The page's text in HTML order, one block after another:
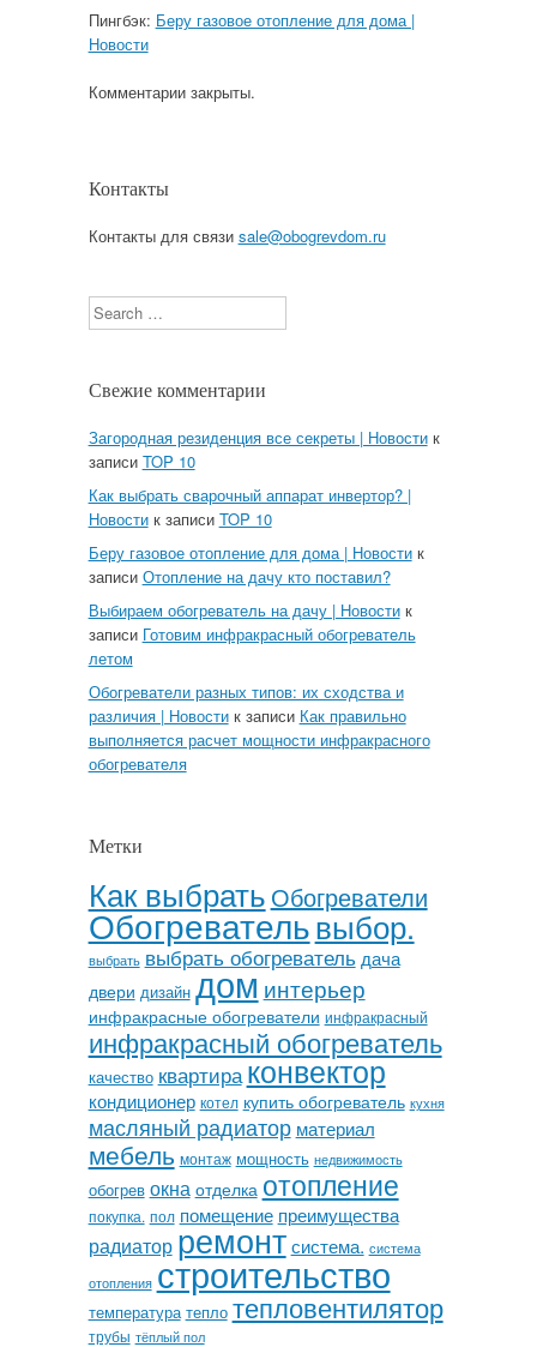
Пингбэк: Беру газовое отопление для дома |
Новости
Комментарии закрыты.
Контакты
Контакты для связи sale@obogrevdom.ru
Search
Свежие комментарии
Загородная резиденция все секреты | Новостик
записи TOP 10
Как выбрать сварочный аппарат инвертор? |
Новостик записи TOP 10
Беру газовое отопление для дома | Новостик
записи Отопление на дачу кто поставил?
Выбираем обогреватель на дачу | Новостик
записи Готовим инфракрасный обогреватель
летом
Обогреватели разных типов: их сходства и
различия | Новостик записи Как правильно
выполняется расчет мощности инфракрасного
обогревателя
Метки
Как выбрать Обогреватели
Обогревательвыбор.
выбрать выбрать обогреватель дача
двери дизайн дом интерьер
инфракрасные обогреватели инфракрасный
инфракрасный обогреватель
качество квартираконвектор
кондиционер котел купить обогреватель кухня
масляный радиатор материал
мебель монтаж мощность недвижимость
обогрев окна отделка отопление
покупка. пол помещение преимущества
радиатор ремонт система. система
отопления строительство
температура тепло тепловентилятор
трубы тёплый пол